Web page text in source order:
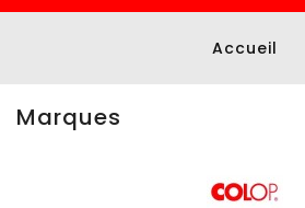
Accueil
Marques